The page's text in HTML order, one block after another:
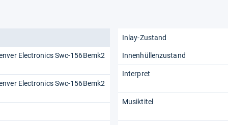
Electronics Swc-156Bemk2
Electronics Swc-156Bemk2
Inlay-Zustand
Innenhüllenzustand
Interpret
Musiktitel